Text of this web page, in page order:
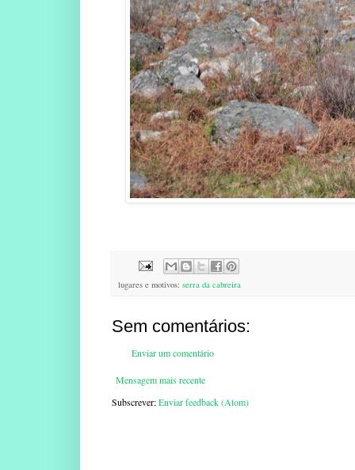
lugares e motivos: serra da cabreira
Sem comentários:
Enviar um comentário
Mensagem mais recente
Subscrever:Enviar feedback (Atom)